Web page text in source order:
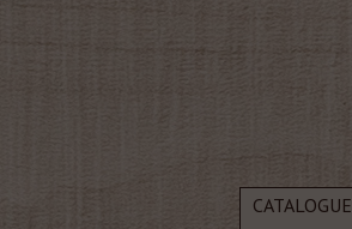
moulures bois
CATALOGUE